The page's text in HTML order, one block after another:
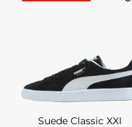
Suede Classic XXI